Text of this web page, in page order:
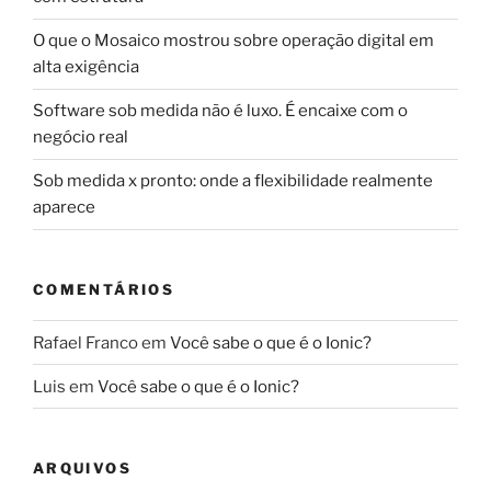
O que o Mosaico mostrou sobre operação digital em
alta exigência
Software sob medida não é luxo. É encaixe com o
negócio real
Sob medida x pronto: onde a flexibilidade realmente
aparece
COMENTÁRIOS
Rafael Francoem Você sabe o que é o Ionic?
Luis em Você sabe o que é o Ionic?
ARQUIVOS